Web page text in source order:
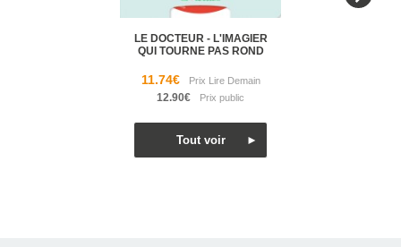
LE DOCTEUR - L'IMAGIER
QUI TOURNE PAS ROND
11.74€
12.90€